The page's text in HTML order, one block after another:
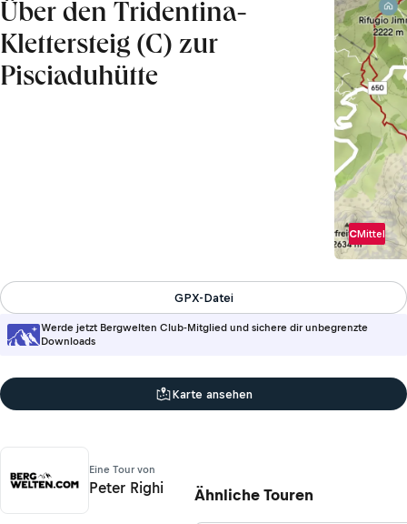
Über den Tridentina-
Klettersteig (C) zur
Pisciaduhütte
CMittel
Werde jetzt Bergwelten Club-Mitglied und sichere dir unbegrenzte
Downloads
GPX-Datei
Karte ansehen
Eine Tour von
Peter Righi Ähnliche Touren